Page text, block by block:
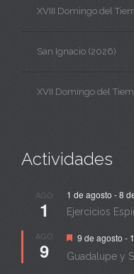
XVIII Domingo del
San Ignacio (2026)
XVII Domingo del
Actividades
AGO
1
1 de agosto -8
Ejercicios
AGO
9
Destacado
9 de agosto -
Guadalupe y